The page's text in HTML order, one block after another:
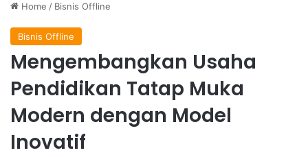
Home / Bisnis Offline
Bisnis Offline
Mengembangkan Usaha
Pendidikan Tatap Muka
Modern dengan Model
Inovatif